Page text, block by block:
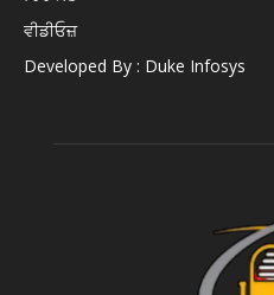
ਵੀਡੀਓਜ਼
Developed By : Duke Infosys